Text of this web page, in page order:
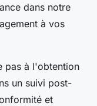
dans notre
à vos
pas à l'obtention
un suivi post-
et